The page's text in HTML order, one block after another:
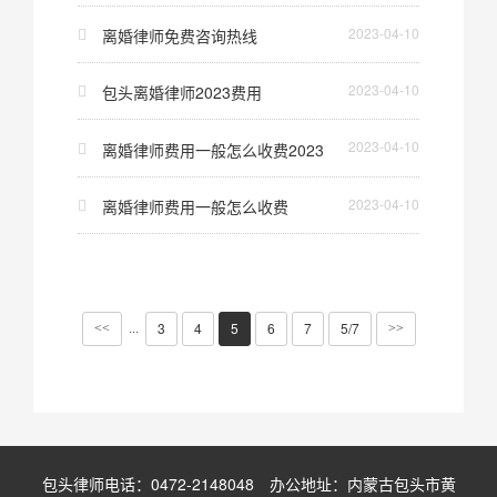
离婚律师免费咨询热线 2023-04-10
包头离婚律师2023费用 2023-04-10
离婚律师费用一般怎么收费2023 2023-04-10
离婚律师费用一般怎么收费 2023-04-10
<< ··· 3 4 5 6 7 5/7 >>
包头律师电话：0472-2148048 办公地址：内蒙古包头市黄